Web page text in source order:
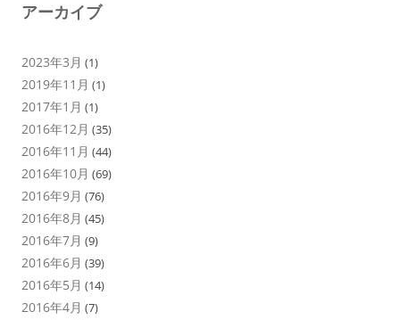
アーカイブ
2023年3月 (1)
2019年11月 (1)
2017年1月 (1)
2016年12月 (35)
2016年11月 (44)
2016年10月 (69)
2016年9月 (76)
2016年8月 (45)
2016年7月 (9)
2016年6月 (39)
2016年5月 (14)
2016年4月 (7)